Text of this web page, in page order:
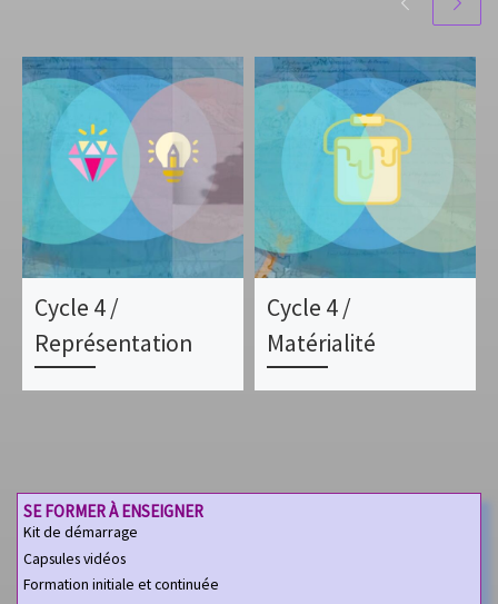
Cycle 4 /
Représentation
Cycle 4 /
Matérialité
SE FORMER À ENSEIGNER
Kit de démarrage
Capsules vidéos
Formation initiale et continuée